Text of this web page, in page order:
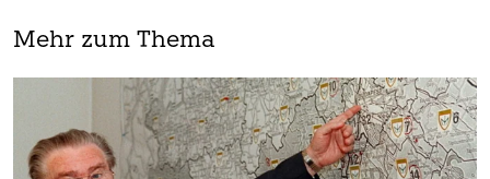
Mehr zum Thema